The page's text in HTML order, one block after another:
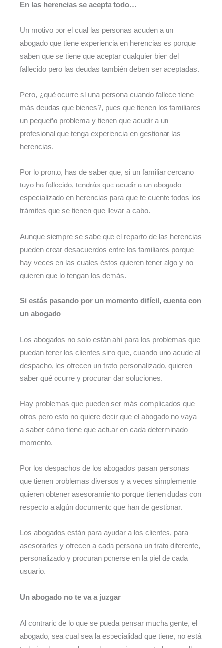
En las herencias se acepta todo…
Un motivo por el cual las personas acuden a un
abogado que tiene experiencia en herencias es porque
saben que se tiene que aceptar cualquier bien del
fallecido pero las deudas también deben ser aceptadas.
Pero, ¿qué ocurre si una persona cuando fallece tiene
más deudas que bienes?, pues que tienen los familiares
un pequeño problema y tienen que acudir a un
profesional que tenga experiencia en gestionar las
herencias.
Por lo pronto, has de saber que, si un familiar cercano
tuyo ha fallecido, tendrás que acudir a un abogado
especializado en herencias para que te cuente todos los
trámites que se tienen que llevar a cabo.
Aunque siempre se sabe que el reparto de las herencias
pueden crear desacuerdos entre los familiares porque
hay veces en las cuales éstos quieren tener algo y no
quieren que lo tengan los demás.
Si estás pasando por un momento difícil, cuenta con
un abogado
Los abogados no solo están ahí para los problemas que
puedan tener los clientes sino que, cuando uno acude al
despacho, les ofrecen un trato personalizado, quieren
saber qué ocurre y procuran dar soluciones.
Hay problemas que pueden ser más complicados que
otros pero esto no quiere decir que el abogado no vaya
a saber cómo tiene que actuar en cada determinado
momento.
Por los despachos de los abogados pasan personas
que tienen problemas diversos y a veces simplemente
quieren obtener asesoramiento porque tienen dudas con
respecto a algún documento que han de gestionar.
Los abogados están para ayudar a los clientes, para
asesorarles y ofrecen a cada persona un trato diferente,
personalizado y procuran ponerse en la piel de cada
usuario.
Un abogado no te va a juzgar
Al contrario de lo que se pueda pensar mucha gente, el
abogado, sea cual sea la especialidad que tiene, no está